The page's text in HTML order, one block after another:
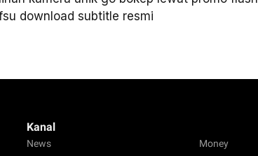
download subtitle resmi
Kanal
News
Money